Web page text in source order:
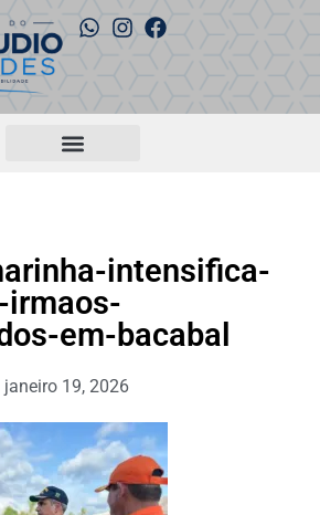
intensifica-
irmaos-
em-bacabal
janeiro 19, 2026